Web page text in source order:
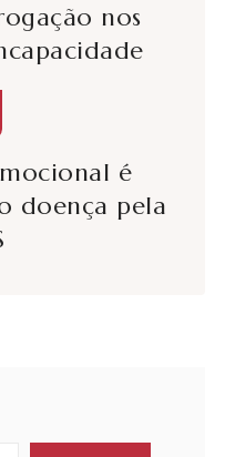
nos
é
doença pela